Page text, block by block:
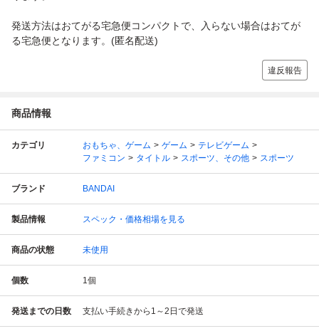
発送方法はおてがる宅急便コンパクトで、入らない場合はおてが
る宅急便となります。(匿名配送)
違反報告
商品情報
カテゴリ おもちゃ、ゲーム ゲーム
テレビゲーム
ファミコン
タイトル スポーツ、その他 スポーツ
ブランド BANDAI
製品情報 スペック・価格相場を見る
商品の状態 未使用
個数 1個
発送までの日数 支払い手続きから1～2日で発送